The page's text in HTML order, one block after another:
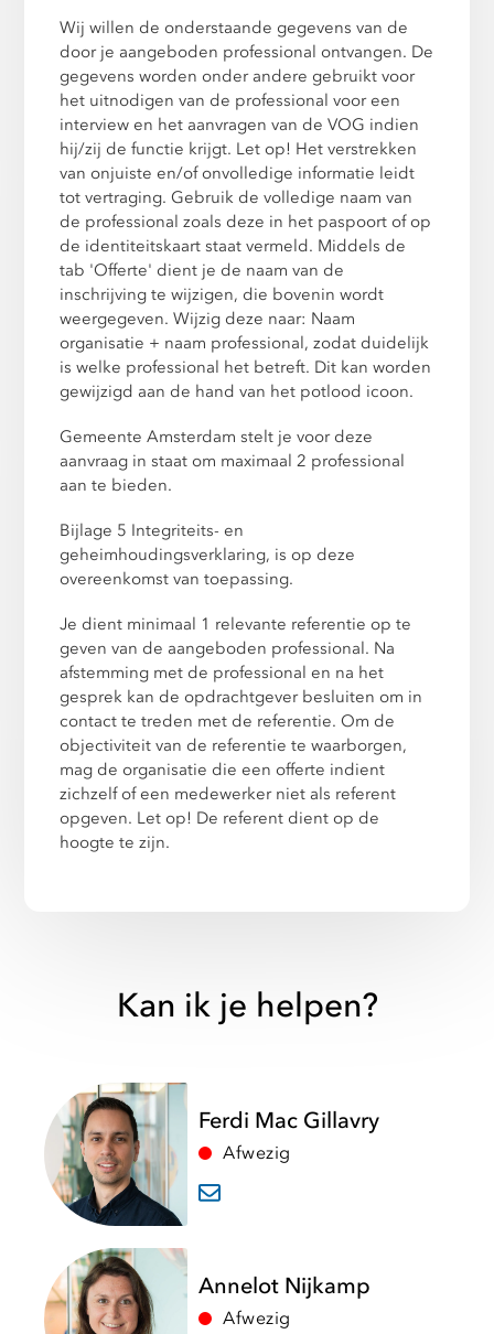
Wij willen de onderstaande gegevens van de
door je aangeboden professional ontvangen. De
gegevens worden onder andere gebruikt voor
het uitnodigen van de professional voor een
interview en het aanvragen van de VOG indien
hij/zij de functie krijgt. Let op! Het verstrekken
van onjuiste en/of onvolledige informatie leidt
tot vertraging. Gebruik de volledige naam van
de professional zoals deze in het paspoort of op
de identiteitskaart staat vermeld. Middels de
tab 'Offerte' dient je de naam van de
inschrijving te wijzigen, die bovenin wordt
weergegeven. Wijzig deze naar: Naam
organisatie + naam professional, zodat duidelijk
is welke professional het betreft. Dit kan worden
gewijzigd aan de hand van het potlood icoon.
Gemeente Amsterdam stelt je voor deze
aanvraag in staat om maximaal 2 professional
aan te bieden.
Bijlage 5 Integriteits- en
geheimhoudingsverklaring, is op deze
overeenkomst van toepassing.
Je dient minimaal 1 relevante referentie op te
geven van de aangeboden professional. Na
afstemming met de professional en na het
gesprek kan de opdrachtgever besluiten om in
contact te treden met de referentie. Om de
objectiviteit van de referentie te waarborgen,
mag de organisatie die een offerte indient
zichzelf of een medewerker niet als referent
opgeven. Let op! De referent dient op de
hoogte te zijn.
Kan ik je helpen?
Ferdi Mac Gillavry
Afwezig
Annelot Nijkamp
Afwezig